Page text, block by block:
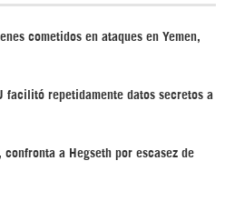
cometidos en ataques en Yemen,
facilitó repetidamente datos secretos a
confronta a Hegseth por escasez de